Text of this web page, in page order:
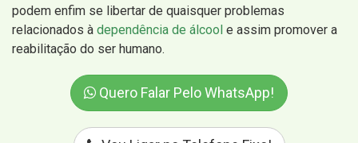
podem enfim se libertar de quaisquer problemas
relacionados à dependência de álcool e assim promover a
reabilitação do ser humano.
Quero Falar Pelo WhatsApp!